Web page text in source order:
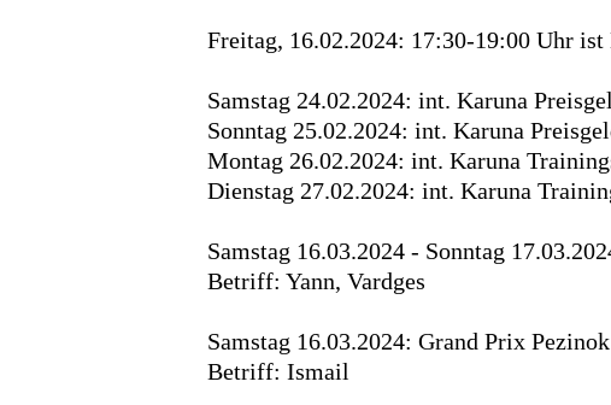
Freitag, 16.02.2024: 17:30-19:00 Uhr
Samstag 24.02.2024: int. Karuna
Sonntag 25.02.2024: int. Karuna
Montag 26.02.2024: int. Karuna
Dienstag 27.02.2024: int. Karuna
Samstag 16.03.2024 - Sonntag
Betriff: Yann, Vardges
Samstag 16.03.2024: Grand Prix
Betriff: Ismail